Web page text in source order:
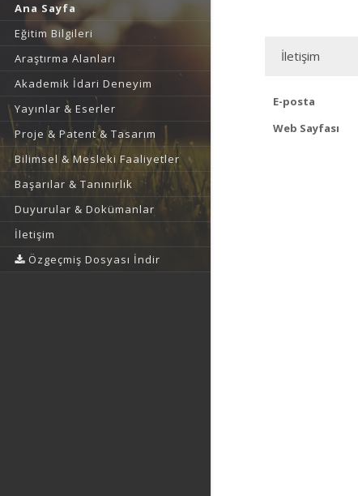
Ana Sayfa
Eğitim Bilgileri
Araştırma Alanları
Akademik İdari Deneyim
Yayınlar & Eserler
Proje & Patent & Tasarım
Bilimsel & Mesleki Faaliyetler
Başarılar & Tanınırlık
Duyurular & Dokümanlar
İletişim
Özgeçmiş Dosyası İndir
İletişim
E-posta
Web Sayfası